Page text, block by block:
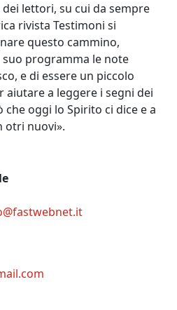
dei lettori, su cui da sempre
rivista Testimoni si
questo cammino,
programma le note
e di essere un piccolo
aiutare a leggere i segni dei
oggi lo Spirito ci dice e a
otri nuovi».